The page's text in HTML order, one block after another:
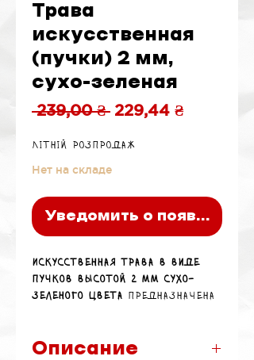
Трава
искусственная
(пучки) 2 мм,
сухо-зеленая
239,00 ₴ Обычная
229,44 ₴Спеццена
Літній розпродаж
Нет на складе
Уведомить о появлении
Искусственная трава в виде
пучков высотой 2 мм сухо-
зеленого цвета предназначена
террейне, диорамах и
Описание